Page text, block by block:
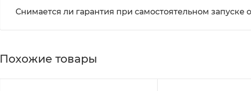
Снимается ли гарантия при самостоятельном запуске
Похожие товары